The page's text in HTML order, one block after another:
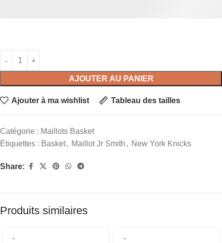
AJOUTER AU PANIER
Ajouter à ma wishlist Tableau des tailles
Catégorie : Maillots Basket
Étiquettes : Basket, Maillot Jr Smith , New York Knicks
Share:
Produits similaires